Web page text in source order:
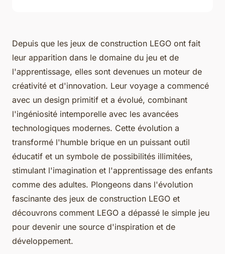
Depuis que les jeux de construction LEGO ont fait
leur apparition dans le domaine du jeu et de
l'apprentissage, elles sont devenues un moteur de
créativité et d'innovation. Leur voyage a commencé
avec un design primitif et a évolué, combinant
l'ingéniosité intemporelle avec les avancées
technologiques modernes. Cette évolution a
transformé l'humble brique en un puissant outil
éducatif et un symbole de possibilités illimitées,
stimulant l'imagination et l'apprentissage des enfants
comme des adultes. Plongeons dans l'évolution
fascinante des jeux de construction LEGO et
découvrons comment LEGO a dépassé le simple jeu
pour devenir une source d'inspiration et de
développement.